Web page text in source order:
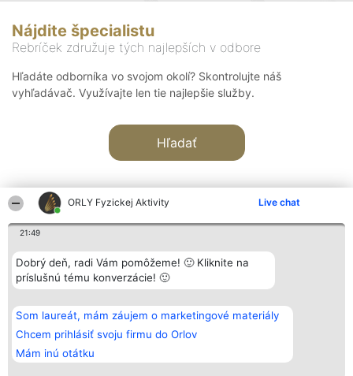
ORLY Fyzickej Aktivity Live chat
21:49
Dobrý deň, radi Vám pomôžeme! 🙂 Kliknite na
príslušnú tému konverzácie! 🙂
Som laureát, mám záujem o marketingové materiály
Chcem prihlásiť svoju firmu do Orlov
Mám inú otátku
Nájdite špecialistu
Rebríček združuje tých najlepších v odbore
Hľadáte odborníka vo svojom okolí? Skontrolujte náš
vyhľadávač. Využívajte len tie najlepšie služby.
Hľadať
Organizátor hodnotenia
Bright Side Solutions sp. z o.
o. sp. k.
Wrocław 50-079
KRS 0000749100 | Regon
381313360 | NIP 8943132676
+48 508 492 400
Hodnotenie
Laureáti
Lista
Laureatów
Podmienky
Obchodné
podmienky
ochrany
Kontakt
Kontakt